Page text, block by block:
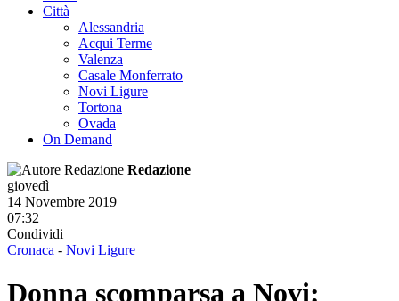
Città
Alessandria
Acqui Terme
Valenza
Casale Monferrato
Novi Ligure
Tortona
Ovada
On Demand
Redazione
giovedì
14 Novembre 2019
07:32
Condividi
Cronaca - Novi Ligure
Donna scomparsa a Novi: